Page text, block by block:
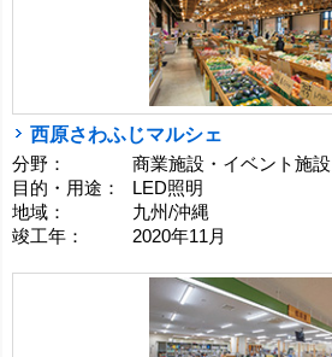
西原さわふじマルシェ
分野：
商業施設・イベント施設
目的・用途：
LED照明
地域：
九州/沖縄
竣工年：
2020年11月